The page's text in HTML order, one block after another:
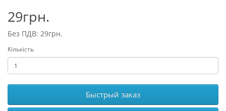
29грн.
Без ПДВ: 29грн.
Кількість
Быстрый заказ